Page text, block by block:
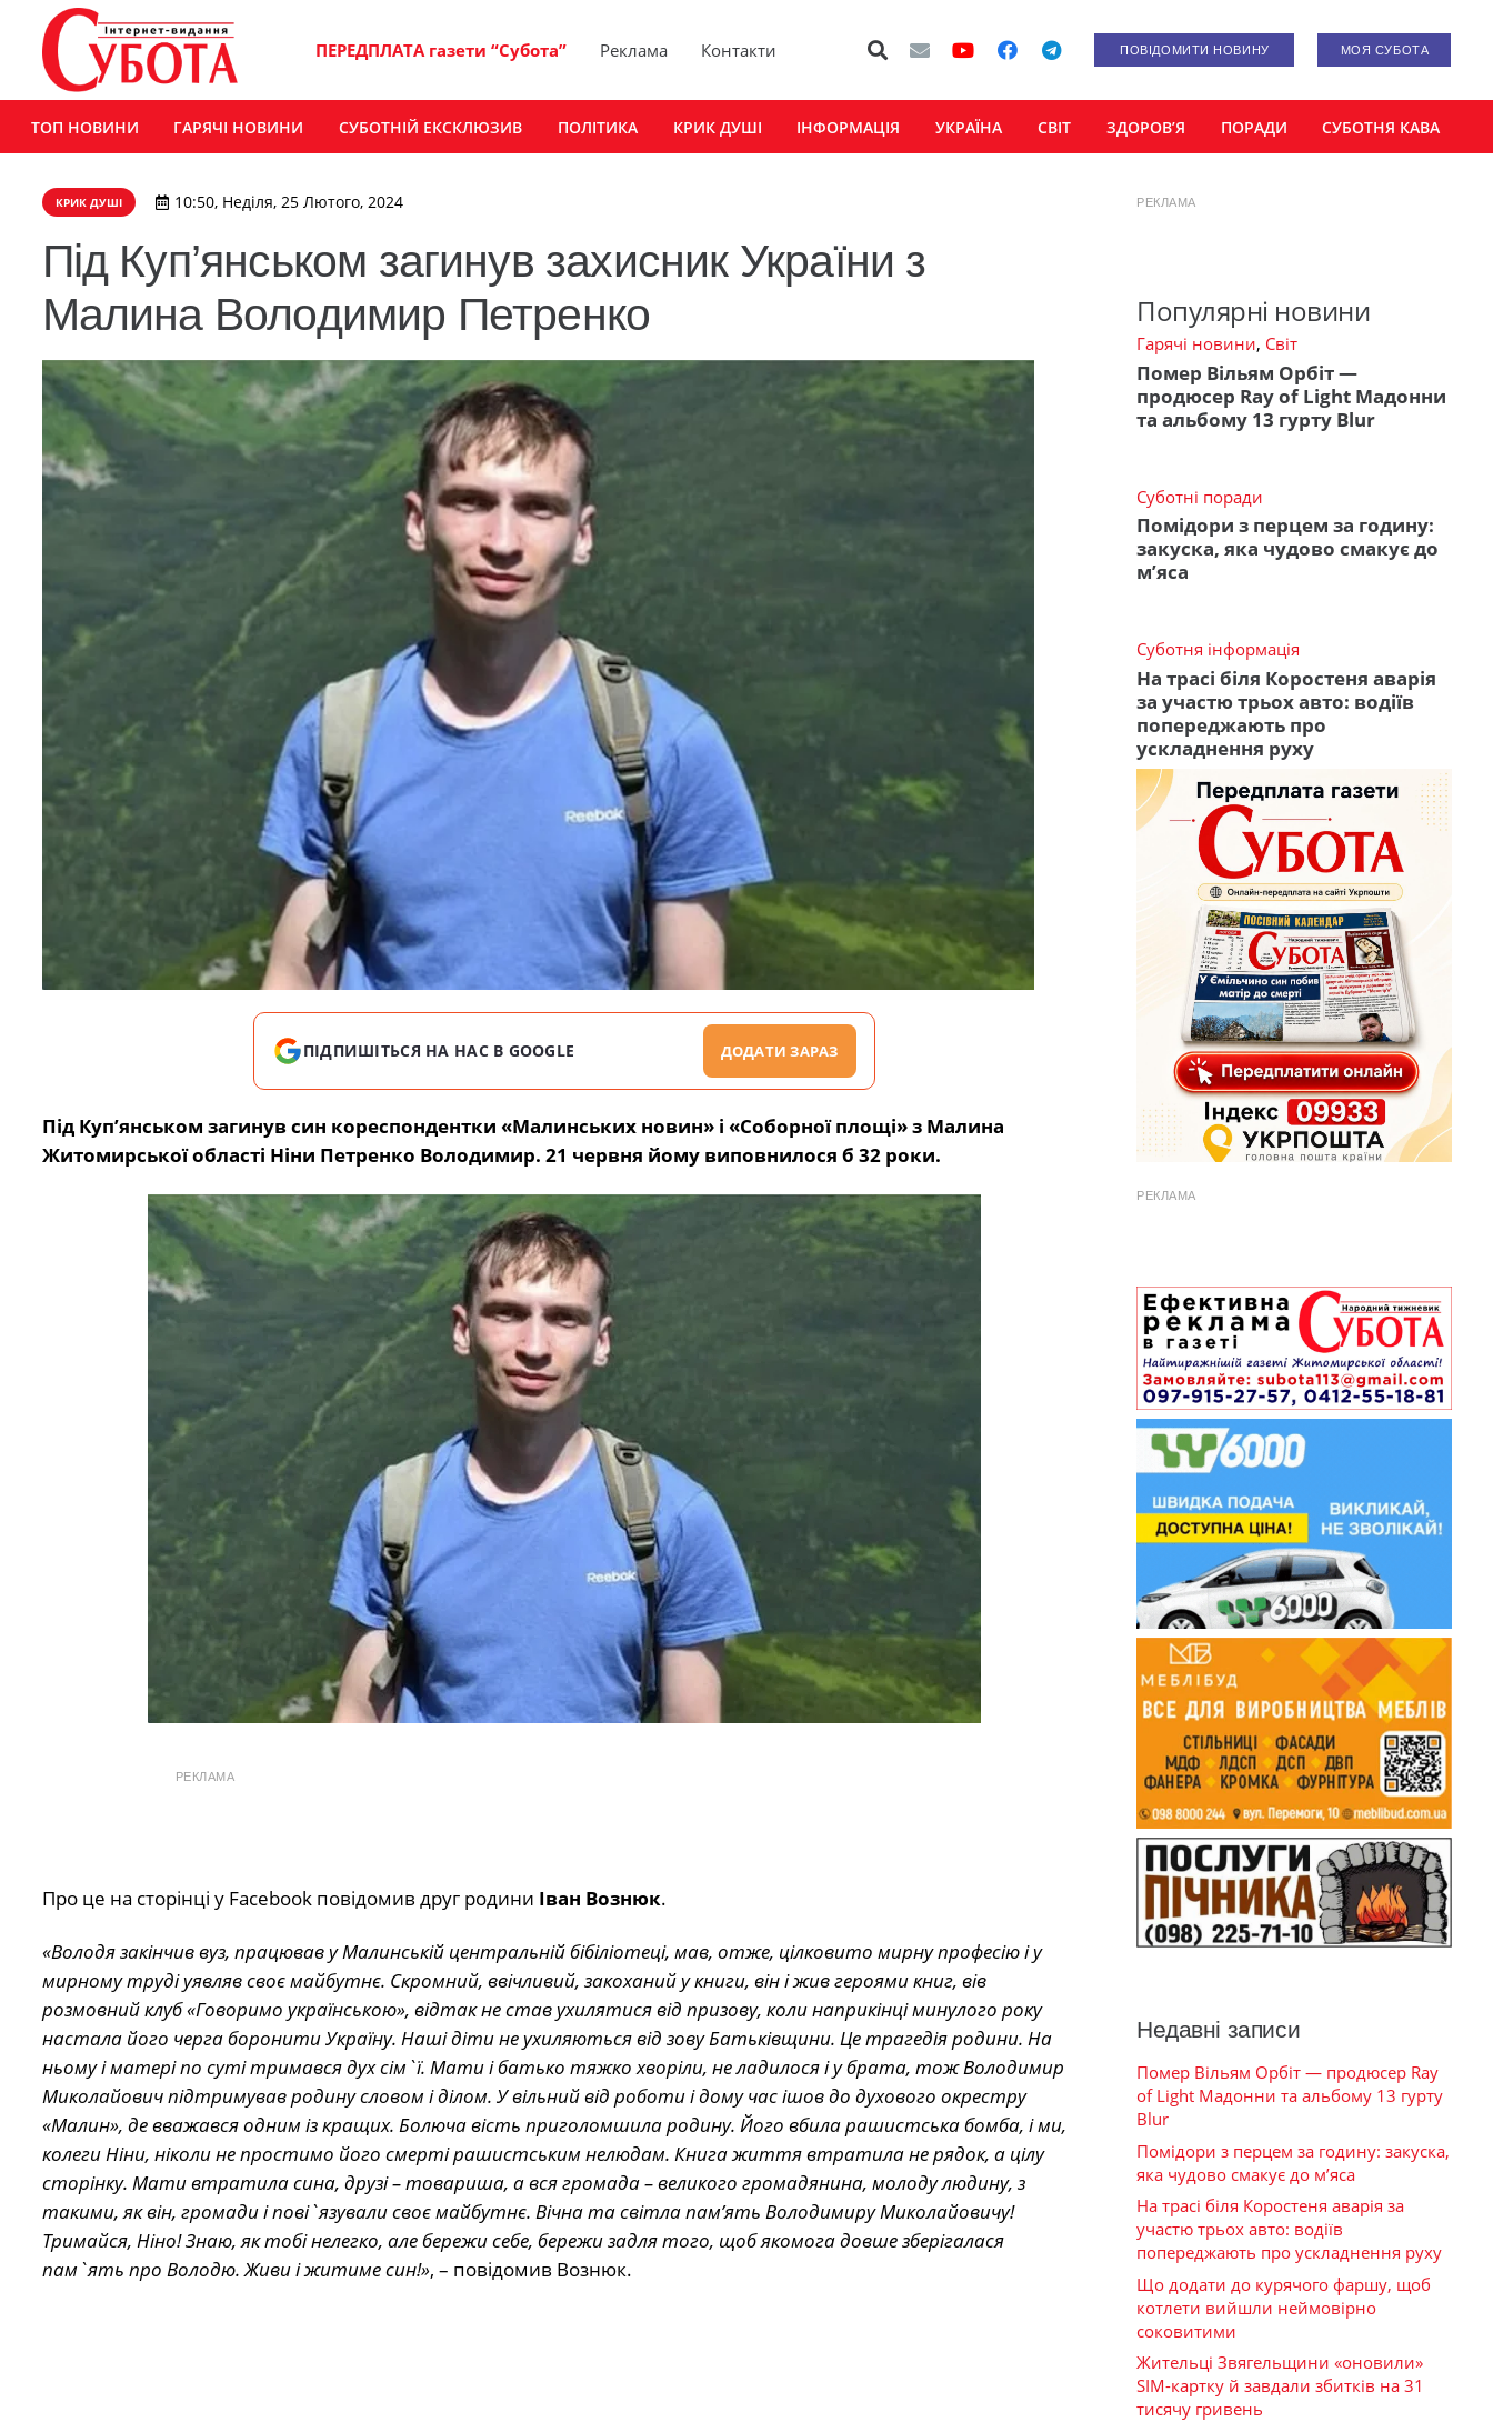
ПЕРЕДПЛАТА газети “Субота” Реклама Контакти ПОВІДОМИТИ НОВИНУ МОЯ СУБОТА
ТОП НОВИНИ ГАРЯЧІ НОВИНИ СУБОТНІЙ ЕКСКЛЮЗИВ ПОЛІТИКА КРИК ДУШІ ІНФОРМАЦІЯ УКРАЇНА СВІТ ЗДОРОВ’Я ПОРАДИ СУБОТНЯ КАВА
КРИК ДУШІ 10:50, Неділя, 25 Лютого, 2024
Під Куп’янськом загинув захисник України з
Малина Володимир Петренко
ПІДПИШІТЬСЯ НА НАС В GOOGLE ДОДАТИ ЗАРАЗ
Під Куп’янськом загинув син кореспондентки «Малинських новин» і «Соборної площі»з Малина
Житомирської області Ніни Петренко Володимир. 21 червня йому виповнилося б 32 роки.
РЕКЛАМА
Про це на сторінці у Facebook повідомив друг родини Іван Вознюк.
«Володя закінчив вуз, працював у Малинській центральній бібіліотеці, мав, отже, цілковито мирну професію і у
мирному труді уявляв своє майбутнє. Скромний, ввічливий, закоханий у книги, він і жив героями книг, вів
розмовний клуб «Говоримо українською», відтак не став ухилятися від призову, коли наприкінці минулого року
настала його черга боронити Україну. Наші діти не ухиляються від зову Батьківщини. Це трагедія родини. На
ньому і матері по суті тримався дух сім`ї. Мати і батько тяжко хворіли, не ладилося і у брата, тож Володимир
Миколайович підтримував родину словом і ділом. У вільний від роботи і дому час ішов до духового окрестру
«Малин», де вважався одним із кращих. Болюча вість приголомшила родину. Його вбила рашистська бомба, і ми,
колеги Ніни, ніколи не простимо його смерті рашистським нелюдам. Книга життя втратила не рядок, а цілу
сторінку. Мати втратила сина, друзі – товариша, а вся громада – великого громадянина, молоду людину, з
такими, як він, громади і пові`язували своє майбутнє. Вічна та світла пам’ять Володимиру Миколайовичу!
Тримайся, Ніно! Знаю, як тобі нелегко, але бережи себе, бережи задля того, щоб якомога довше зберігалася
пам`ять про Володю. Живи і житиме син!», – повідомив Вознюк.
РЕКЛАМА
Популярні новини
Гарячі новини, Світ
Помер Вільям Орбіт —
продюсер Ray of Light Мадонни
та альбому 13 гурту Blur
Суботні поради
Помідори з перцем за годину:
закуска, яка чудово смакує до
м’яса
Суботня інформація
На трасі біля Коростеня аварія
за участю трьох авто: водіїв
попереджають про
ускладнення руху
РЕКЛАМА
Недавні записи
Помер Вільям Орбіт — продюсер Ray
of Light Мадонни та альбому 13 гурту
Blur
Помідори з перцем за годину: закуска,
яка чудово смакує до м’яса
На трасі біля Коростеня аварія за
участю трьох авто: водіїв
попереджають про ускладнення руху
Що додати до курячого фаршу, щоб
котлети вийшли неймовірно
соковитими
Жительці Звягельщини «оновили»
SIM-картку й завдали збитків на 31
тисячу гривень